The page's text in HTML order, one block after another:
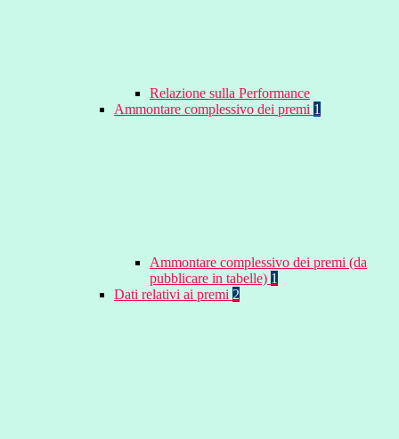
Relazione sulla Performance
Ammontare complessivo dei premi 1
Ammontare complessivo dei premi (da
pubblicare in tabelle) 1
Dati relativi ai premi 2